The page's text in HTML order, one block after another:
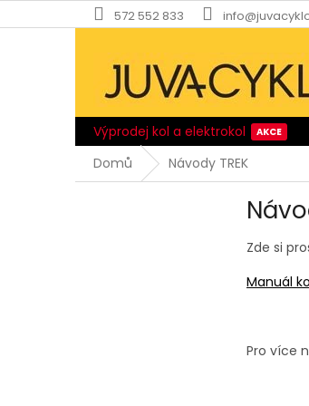
na
572 552 833
Výprodej kol a elektrokol
Domů
Návody TREK
Zde si
Manuál
Pro více